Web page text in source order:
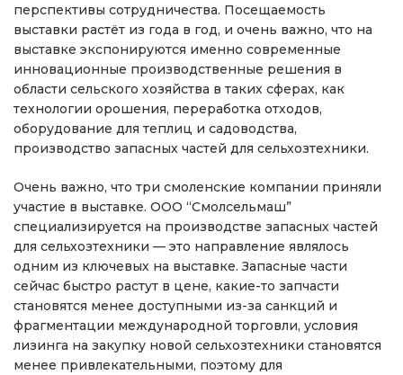
перспективы сотрудничества. Посещаемость
выставки растёт из года в год, и очень важно, что на
выставке экспонируются именно современные
инновационные производственные решения в
области сельского хозяйства в таких сферах, как
технологии орошения, переработка отходов,
оборудование для теплиц и садоводства,
производство запасных частей для сельхозтехники.
Очень важно, что три смоленские компании приняли
участие в выставке. ООО “Смолсельмаш”
специализируется на производстве запасных частей
для сельхозтехники — это направление являлось
одним из ключевых на выставке. Запасные части
сейчас быстро растут в цене, какие-то запчасти
становятся менее доступными из-за санкций и
фрагментации международной торговли, условия
лизинга на закупку новой сельхозтехники становятся
менее привлекательными, поэтому для